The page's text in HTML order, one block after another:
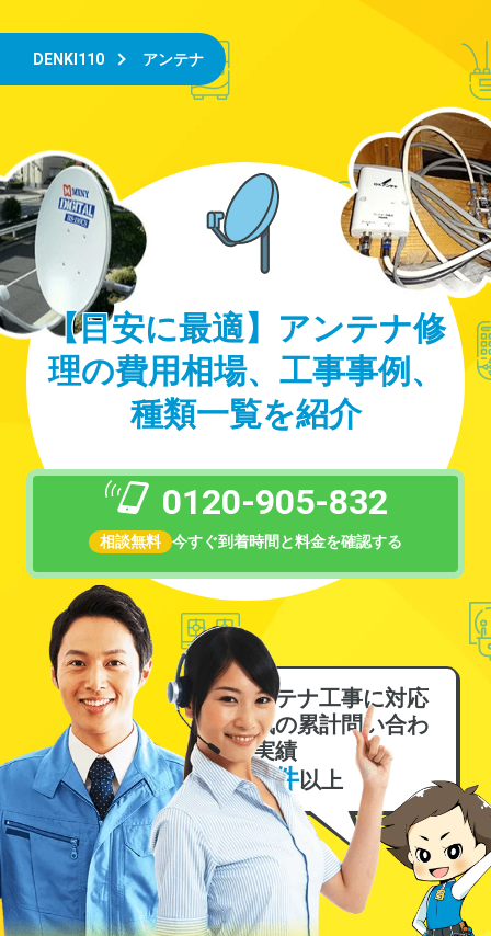
DENKI110 アンテナ
【目安に最適】アンテナ修
理の費用相場、工事事例、
種類一覧を紹介
0120-905-832
相談無料 今すぐ到着時間と料金を確認する
アンテナ工事に対応
電気の累計問い合わ
せ実績
6万件以上